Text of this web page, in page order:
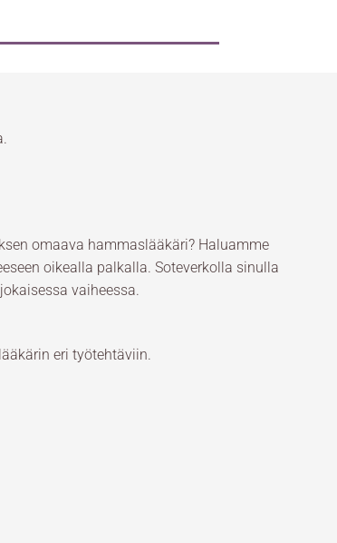
omaava hammaslääkäri? Haluamme
oikealla palkalla. Soteverkolla sinulla
vaiheessa.
eri työtehtäviin.